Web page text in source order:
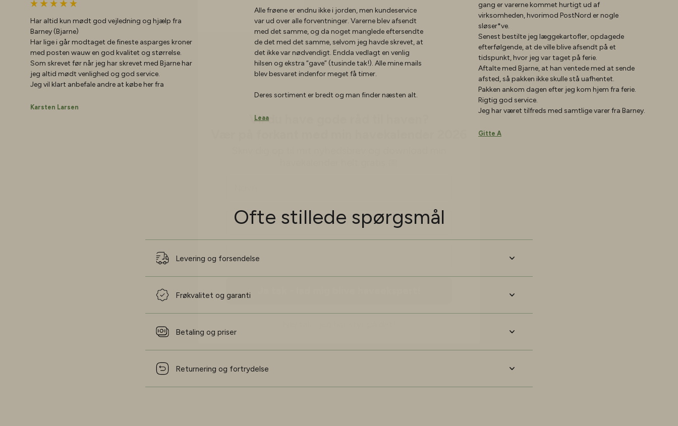
Har altid kun mødt god vejledning og hjælp fra
Barney (Bjarne)
Har lige i går modtaget de fineste asparges kroner
med posten wauw en god kvalitet og størrelse.
Som skrevet før når jeg har skrevet med Bjarne har
jeg altid mødt venlighed og god service.
Jeg vil klart anbefale andre at købe her fra
Karsten Larsen
Alle frøene er endnu ikke i jorden, men kundeservice
var ud over alle forventninger. Varerne blev afsendt
med det samme, og da noget manglede eftersendte
de det med det samme, selvom jeg havde skrevet, at
det ikke var nødvendigt. Endda vedlagt en venlig
hilsen og ekstra “gave” (tusinde tak!). Alle mine mails
blev besvaret indenfor meget få timer.
Deres sortiment er bredt og man finder næsten alt.
Leaa
gang er varerne kommet hurtigt ud af
virksomheden, hvorimod PostNord er nogle
sløser*ve.
Senest bestilte jeg læggekartofler, opdagede
efterfølgende, at de ville blive afsendt på et
tidspunkt, hvor jeg var taget på ferie.
Aftalte med Bjarne, at han ventede med at sende
afsted, så pakken ikke skulle stå uafhentet.
Pakken ankom dagen efter jeg kom hjem fra ferie.
Rigtig god service.
Jeg har været tilfreds med samtlige varer fra Barney.
Gitte A
Ofte stillede spørgsmål
Levering og forsendelse
Frøkvalitet og garanti
Betaling og priser
Returnering og fortrydelse
Vil du have gode råd til haven?
Vær på forkant med min havekalender 2026